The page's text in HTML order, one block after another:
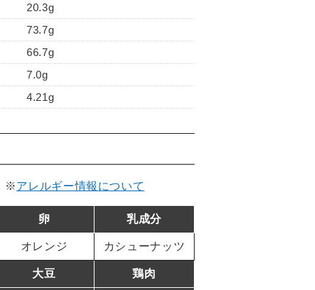
20.3g
73.7g
66.7g
7.0g
4.21g
※アレルギー情報について
卵 乳成分
オレンジ カシューナッツ
大豆 鶏肉